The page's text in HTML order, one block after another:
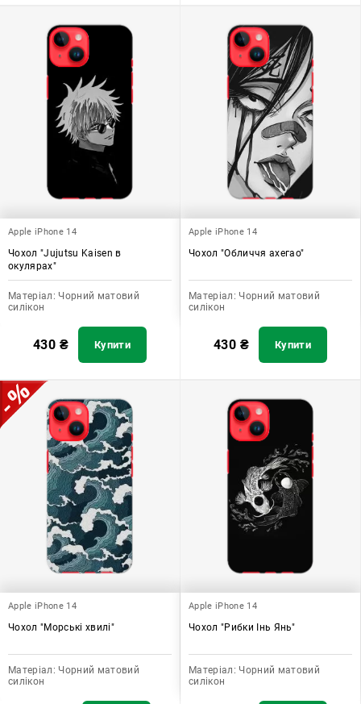
Apple iPhone 14
Чохол "Jujutsu Kaisen в
окулярах"
Матеріал: Чорний матовий
силікон
430 ₴ Купити
Apple iPhone 14
Чохол "Обличчя ахегао"
Матеріал: Чорний матовий
силікон
430 ₴ Купити
Apple iPhone 14
Чохол "Морські хвилі"
Матеріал: Чорний матовий
силікон
Apple iPhone 14
Чохол "Рибки Інь Янь"
Матеріал: Чорний матовий
силікон